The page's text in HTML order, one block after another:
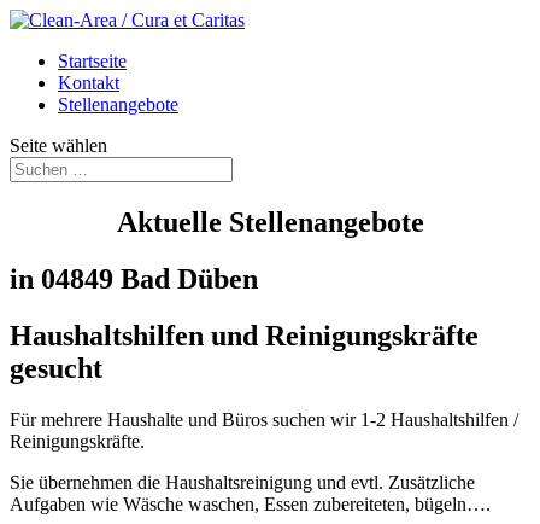
Startseite
Kontakt
Stellenangebote
Seite wählen
Aktuelle Stellenangebote
in 04849 Bad Düben
Haushaltshilfen und Reinigungskräfte
gesucht
Für mehrere Haushalte und Büros suchen wir 1-2 Haushaltshilfen /
Reinigungskräfte.
Sie übernehmen die Haushaltsreinigung und evtl. Zusätzliche
Aufgaben wie Wäsche waschen, Essen zubereiteten, bügeln….